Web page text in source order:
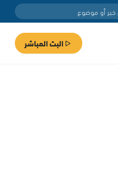
البث المباشر